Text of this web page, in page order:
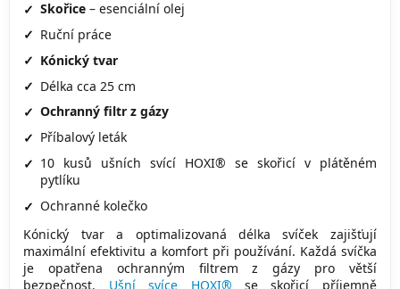
Skořice – esenciální olej
Ruční práce
Kónický tvar
Délka cca 25 cm
Ochranný filtr z gázy
Příbalový leták
10 kusů ušních svící HOXI® se skořicí v plátěném
pytlíku
Ochranné kolečko
Kónický tvar a optimalizovaná délka svíček zajišťují
maximální efektivitu a komfort při používání. Každá svíčka
je opatřena ochranným filtrem z gázy pro větší
bezpečnost. Ušní svíce HOXI® se skořicí příjemně